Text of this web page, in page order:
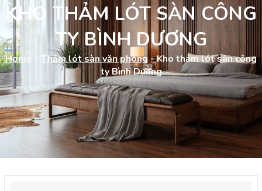
KHO THẢM LÓT SÀN CÔNG
TY BÌNH DƯƠNG
Home - Thảm lót sàn văn phòng-Kho thảm lót sàn công
ty Bình Dương